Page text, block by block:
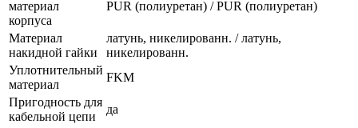
материал
корпуса
PUR (полиуретан) / PUR (полиуретан)
Материал
накидной гайки
латунь, никелированн. / латунь,
никелированн.
Уплотнительный
материал
FKM
Пригодность для
кабельной цепи
да